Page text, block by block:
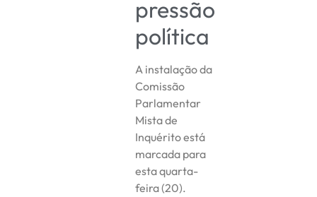
pressão
política
A instalação da
Comissão
Parlamentar
Mista de
Inquérito está
marcada para
esta quarta-
feira (20).